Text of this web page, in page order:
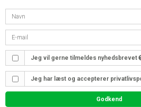
Jeg vil gerne tilmeldes nyhedsbrevet
Jeg har læst og accepterer
Godkend